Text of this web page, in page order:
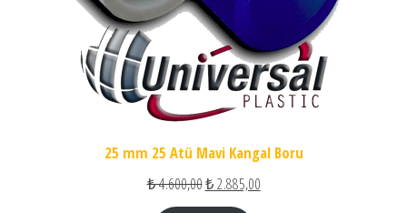
25 mm 25 Atü Mavi Kangal Boru
₺4.600,00Orijinal fiyat: ₺ 4.600,00.
₺2.885,00Şu andaki fiyat: ₺ 2.885,00.